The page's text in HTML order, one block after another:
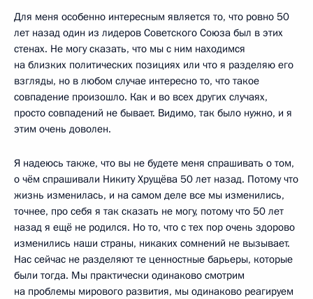
Для меня особенно интересным является то, что ровно 50
лет назад один из лидеров Советского Союза был в этих
стенах. Не могу сказать, что мы с ним находимся
на близких политических позициях или что я разделяю его
взгляды, но в любом случае интересно то, что такое
совпадение произошло. Как и во всех других случаях,
просто совпадений не бывает. Видимо, так было нужно, и я
этим очень доволен.
Я надеюсь также, что вы не будете меня спрашивать о том,
о чём спрашивали Никиту Хрущёва 50 лет назад. Потому что
жизнь изменилась, и на самом деле все мы изменились,
точнее, про себя я так сказать не могу, потому что 50 лет
назад я ещё не родился. Но то, что с тех пор очень здорово
изменились наши страны, никаких сомнений не вызывает.
Нас сейчас не разделяют те ценностные барьеры, которые
были тогда. Мы практически одинаково смотрим
на проблемы мирового развития, мы одинаково реагируем